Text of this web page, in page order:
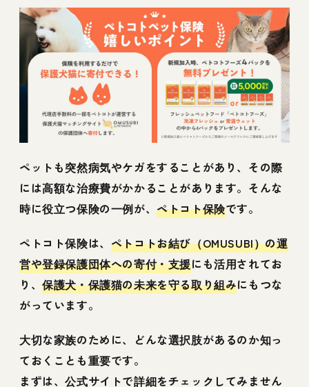
ペットも突然病気やケガをすることがあり、その際
には高額な治療費がかかることがあります。そんな
時に役立つ保険の一例が、ペトコト保険です。
ペトコト保険は、 ペトコトお結び（OMUSUBI）の運
営や登録保護団体への寄付・支援にも活用されてお
り、保護犬・保護猫の未来を守る取り組みにもつな
がっています。
大切な家族のために、どんな選択肢があるのか知っ
ておくことも重要です。
まずは、公式サイトで詳細をチェックしてみません